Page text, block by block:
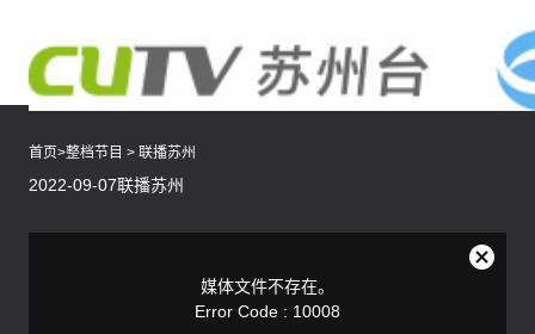
首页>整档节目 > 联播苏州
2022-09-07联播苏州
媒体文件不存在。
Error Code : 10008
关